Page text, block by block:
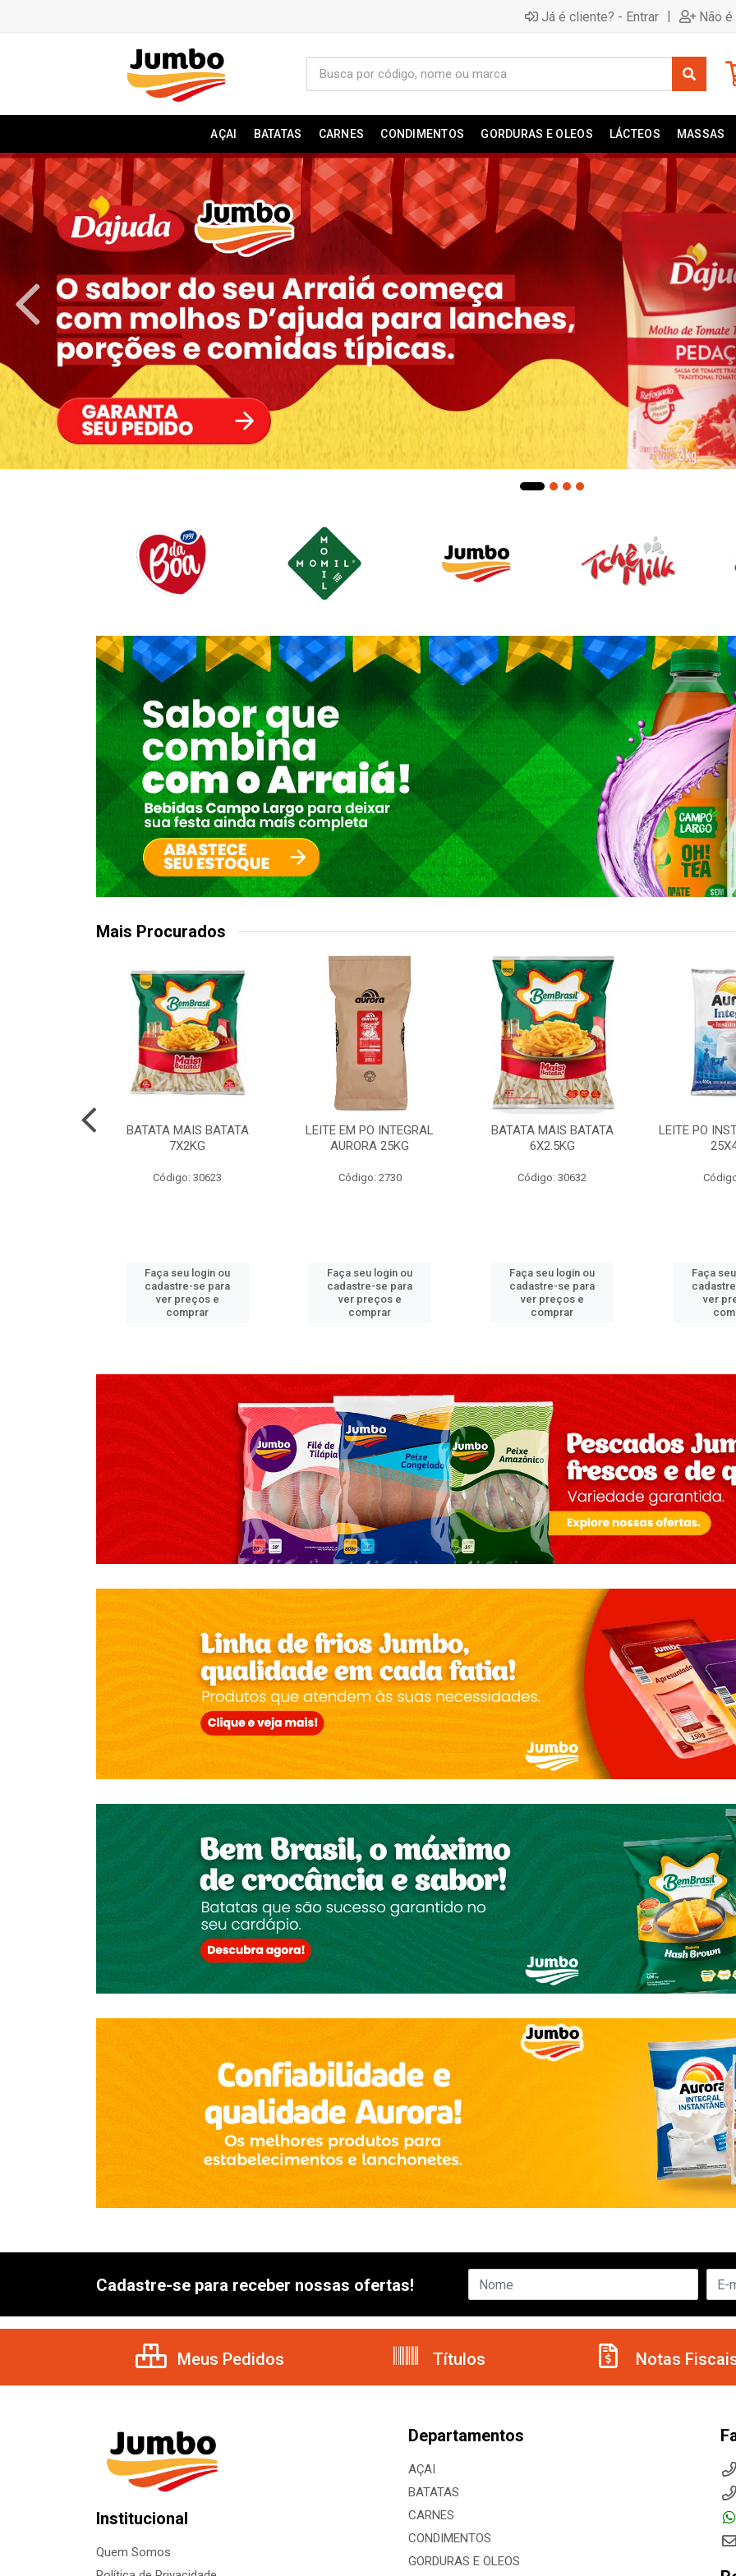
Já é cliente? - Entrar | Não
AÇAI BATATAS CARNES CONDIMENTOS GORDURAS E OLEOS LÁCTEOS MASSAS
Mais Procurados
BATATA MAIS BATATA
7X2KG
Código: 30623
Faça seu login ou
cadastre-se para
ver preços e
comprar
LEITE EM PO INTEGRAL
AURORA 25KG
Código: 2730
Faça seu login ou
cadastre-se para
ver preços e
comprar
BATATA MAIS BATATA
6X2.5KG
Código: 30632
Faça seu login ou
cadastre-se para
ver preços e
comprar
LEITE PO
Faça
ver
Cadastre-se para receber nossas ofertas!
Meus Pedidos Títulos Notas
Institucional
Quem Somos
Departamentos
AÇAI
BATATAS
CARNES
CONDIMENTOS
GORDURAS E OLEOS